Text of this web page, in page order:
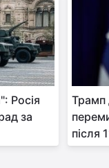
Росія
за
Трамп
після